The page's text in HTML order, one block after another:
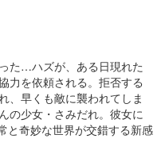
た…ハズが、ある日現れた
力を依頼される。拒否する
、早くも敵に襲われてしま
の少女・さみだれ。彼女に
と奇妙な世界が交錯する新感